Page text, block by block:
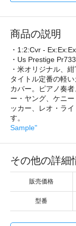
商品の説明
・1:2:Cvr - Ex:Ex:Ex
・Us Prestige
・米オリジナル、
タイトル定番の軽
カバー。ピアノ奏
ー・ヤング、ケニ
ッカー、レオ・ラ
Sample"
その他の詳細
販売価格
型番